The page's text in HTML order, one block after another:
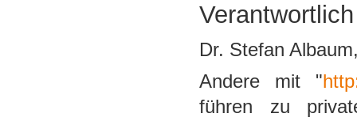
Dr. Stefan
Andere mit "
führen zu